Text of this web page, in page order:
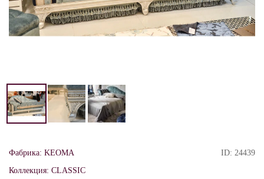
Фабрика: KEOMA
Коллекция: CLASSIC
ID: 24439